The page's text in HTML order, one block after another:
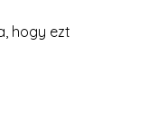
hogy ezt